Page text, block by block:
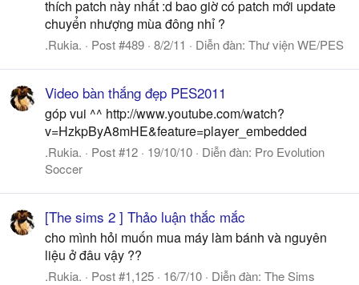
thích patch này nhất :d bao giờ có patch mới update
chuyển nhượng mùa đông nhỉ ?
.Rukia. Post #489 8/2/11 Diễn đàn: Thư viện WE/PES
Video bàn thắng đẹp PES2011
góp vui ^^ http://www.youtube.com/watch?
v=HzkpByA8mHE&feature=player_embedded
.Rukia. Post #12 19/10/10 Diễn đàn: Pro Evolution
Soccer
[The sims 2 ] Thảo luận thắc mắc
cho mình hỏi muốn mua máy làm bánh và nguyên
liệu ở đâu vậy ??
.Rukia. Post #1,125 16/7/10 Diễn đàn: The Sims